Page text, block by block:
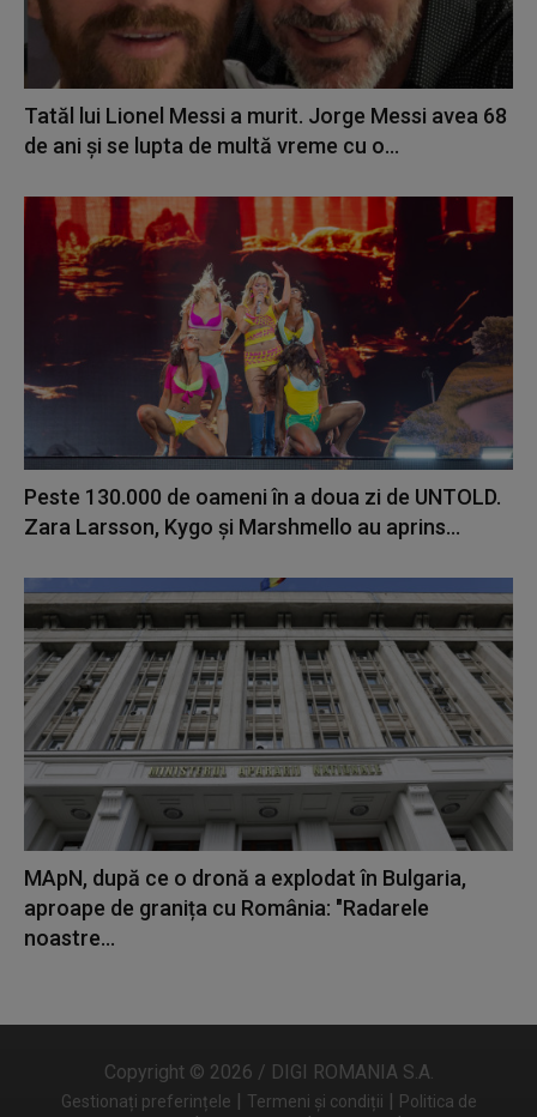
Tatăl lui Lionel Messi a murit. Jorge Messi avea 68
de ani și se lupta de multă vreme cu o...
Peste 130.000 de oameni în a doua zi de UNTOLD.
Zara Larsson, Kygo și Marshmello au aprins...
MApN, după ce o dronă a explodat în Bulgaria,
aproape de granița cu România: "Radarele
noastre...
Copyright © 2026 / DIGI ROMANIA S.A.
Gestionați preferințele Termeni și condiții
Politica de